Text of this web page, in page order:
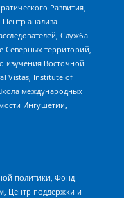
Развития,
анализа
Служба
Северных территорий,
изучения Восточной
Vistas, Institute of
международных
Ингушетии,
политики, Фонд
Центр поддержки и